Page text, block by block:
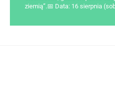
ziemią”.📅 Data: 16 sierpnia